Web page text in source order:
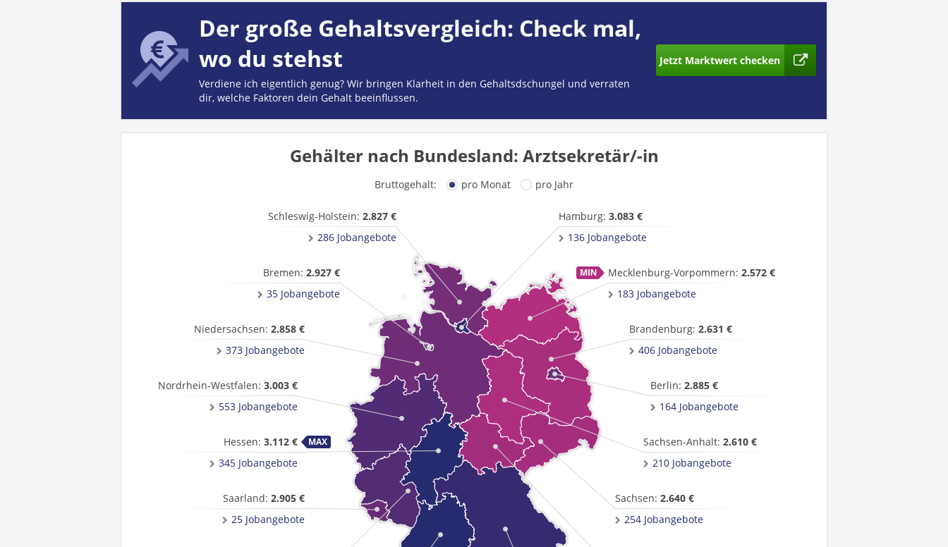
Der große Gehaltsvergleich: Check mal,
wo du stehst
Verdiene ich eigentlich genug? Wir bringen Klarheit in den Gehaltsdschungel und verraten
dir, welche Faktoren dein Gehalt beeinflussen.
Jetzt Marktwert checken
Gehälter nach Bundesland: Arztsekretär/-in
Bruttogehalt: pro Monat pro Jahr
Berlin: 2.885 €
164 Jobangebote
Brandenburg: 2.631 €
406 Jobangebote
Bremen: 2.927 €
35 Jobangebote
Hamburg: 3.083 €
136 Jobangebote
Hessen: 3.112 €
345 Jobangebote
Mecklenburg-Vorpommern: 2.572 €
183 Jobangebote
Niedersachsen: 2.858 €
373 Jobangebote
Nordrhein-Westfalen: 3.003 €
553 Jobangebote
Saarland: 2.905 €
25 Jobangebote
Sachsen: 2.640 €
254 Jobangebote
Sachsen-Anhalt: 2.610 €
210 Jobangebote
Schleswig-Holstein: 2.827 €
286 Jobangebote